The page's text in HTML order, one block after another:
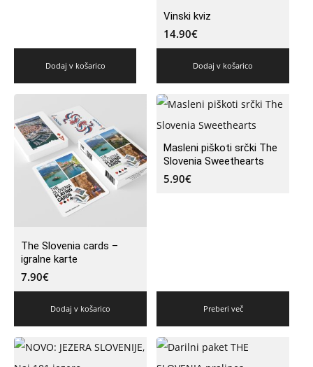
Dodaj v košarico
Vinski kviz
14.90€
Dodaj v košarico
The Slovenia cards –
igralne karte
7.90€
Dodaj v košarico
Masleni piškoti srčki The
Slovenia Sweethearts
5.90€
Preberi več